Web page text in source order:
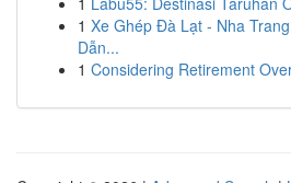
1 Xe Ghép Đà Lạt - Nha
Dẫn...
1 Considering Retirement